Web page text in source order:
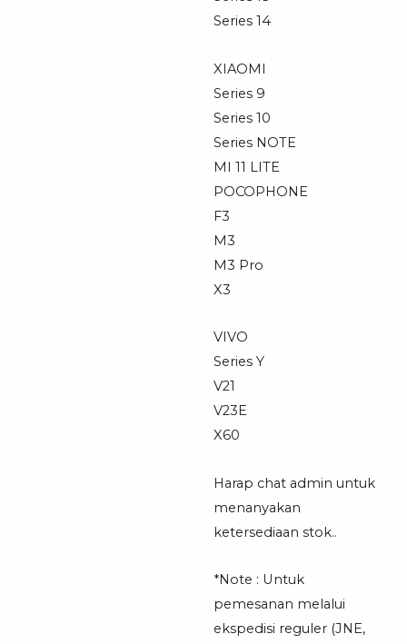
Series 14
XIAOMI
Series 9
Series 10
Series NOTE
MI 11 LITE
POCOPHONE
F3
M3
M3 Pro
X3
VIVO
Series Y
V21
V23E
X60
Harap chat admin untuk
menanyakan
ketersediaan stok..
*Note : Untuk
pemesanan melalui
ekspedisi reguler (JNE,